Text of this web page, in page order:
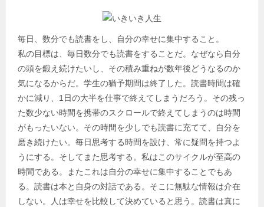
毎日、数分でも読書をし、自分の幸せに集中すること。
私の目標は、毎日数分でも読書をすることだ。なぜなら自分
の頭を鍛え続けたいし、その積み重ねが数年後どうなるのか
気になるからだ。学生の猶予期間は終了した。読書時間は確
かに減り、1日の大半を仕事で終えてしまうだろう。その残っ
た数少ない時間を携帯のスクロールで終えてしまうのは時間
がもったいない。その時間を少しでも読書に充てて、自分を
磨き続けたい。毎日思考する時間を設け、常に疑問を持つよ
うにする。そしてまた思考する。私はこのサイクルが至高の
時間である。またこれは自分の幸せに集中することでもあ
る。読書は本と自身の対話である。そこに無駄な情報は介在
しない。人は幸せを比較して決めていると思う。読書は真に